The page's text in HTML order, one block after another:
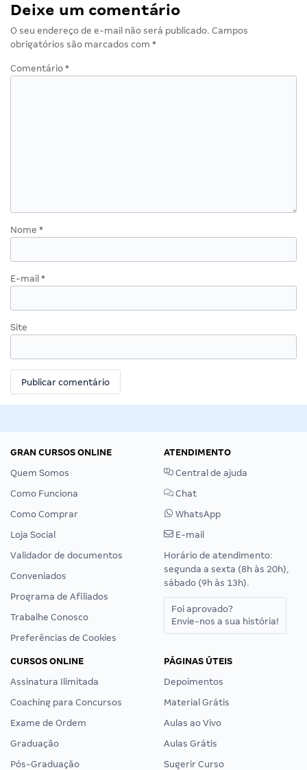
Deixe um comentário
O seu endereço de e-mail não será publicado. Campos
obrigatórios são marcados com *
Comentário *
Nome *
E-mail *
Site
GRAN CURSOS ONLINE
Quem Somos
Como Funciona
Como Comprar
Loja Social
Validador de documentos
Conveniados
Programa de Afiliados
Trabalhe Conosco
Preferências de Cookies
ATENDIMENTO
Central de ajuda
Chat
WhatsApp
E-mail
Horário de atendimento:
segunda a sexta (8h às 20h),
sábado (9h às 13h).
Foi aprovado?
Envie-nos a sua história!
CURSOS ONLINE
Assinatura Ilimitada
Coaching para Concursos
Exame de Ordem
Graduação
Pós-Graduação
PÁGINAS ÚTEIS
Depoimentos
Material Grátis
Aulas ao Vivo
Aulas Grátis
Sugerir Curso